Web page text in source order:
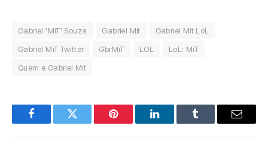
Gabriel 'MiT' Souza Gabriel Mit
Gabriel Mit LoL
Gabriel MiT Twitter
GbrMiT LOL
LoL: MiT
Quem é Gabriel Mit
FacebookTwitter Pinterest LinkedInTumblr Email